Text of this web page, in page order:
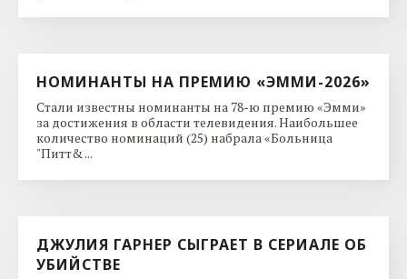
НОМИНАНТЫ НА ПРЕМИЮ «ЭММИ-2026»
Стали известны номинанты на 78-ю премию «Эмми»
за достижения в области телевидения. Наибольшее
количество номинаций (25) набрала «Больница
"Питт& ...
ДЖУЛИЯ ГАРНЕР СЫГРАЕТ В СЕРИАЛЕ ОБ
УБИЙСТВЕ